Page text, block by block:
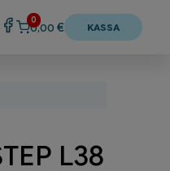
0
0,00€ KASSA
L38